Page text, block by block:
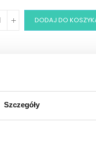
Szczegóły
DODAJ DO